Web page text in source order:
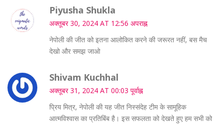
Piyusha Shukla
अक्तूबर 30, 2024 AT 12:56 अपराह्न
नेपोली की जीत को इतना आलोकित करने की जरूरत नहीं, बस मैच
देखो और समझ जाओ
Shivam Kuchhal
अक्तूबर 31, 2024 AT 00:03 पूर्वाह्न
प्रिय मित्र, नेपोली की यह जीत निस्संदेह टीम के सामूहिक
आत्मविश्वास का प्रतिबिंब है। इस सफलता को देखते हुए हम सभी को